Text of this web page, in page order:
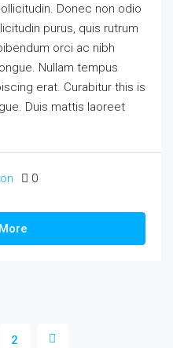
Donec non odio
purus, quis rutrum
orci ac nibh
Nullam tempus
erat. Curabitur this is
Duis mattis laoreet
0
2